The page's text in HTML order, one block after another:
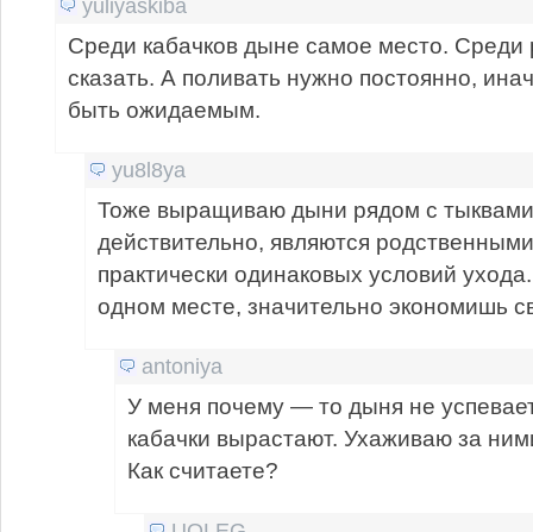
yuliyaskiba
Среди кабачков дыне самое место. Среди
сказать. А поливать нужно постоянно,
быть ожидаемым.
yu8l8ya
Тоже выращиваю дыни рядом с
действительно, являются
практически одинаковых условий
одном месте, значительно экономишь
antoniya
У меня почему — то дыня не
кабачки вырастают. Ухаживаю за
Как считаете?